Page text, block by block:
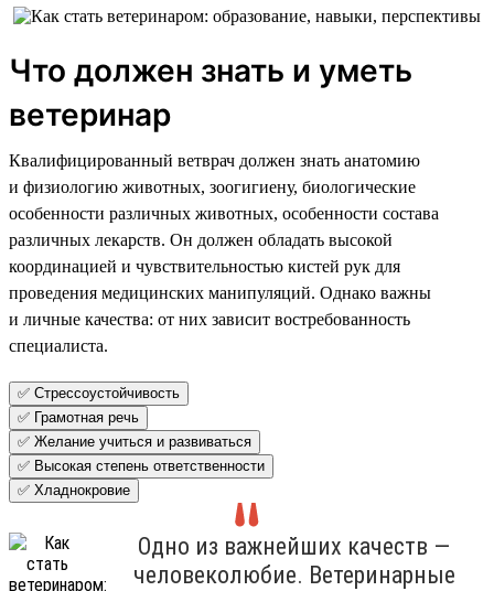
Что должен знать и уметь
ветеринар
Квалифицированный ветврач должен знать анатомию
и физиологию животных, зоогигиену, биологические
особенности различных животных, особенности состава
различных лекарств. Он должен обладать высокой
координацией и чувствительностью кистей рук для
проведения медицинских манипуляций. Однако важны
и личные качества: от них зависит востребованность
специалиста.
✅ Стрессоустойчивость
✅ Грамотная речь
✅ Желание учиться и развиваться
✅ Высокая степень ответственности
✅ Хладнокровие
Одно из важнейших качеств —
человеколюбие. Ветеринарные